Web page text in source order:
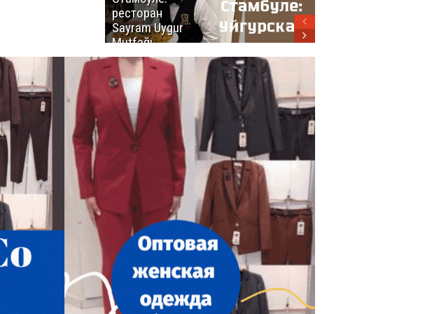
ресторан
Sayram Uygur
Mutfağı